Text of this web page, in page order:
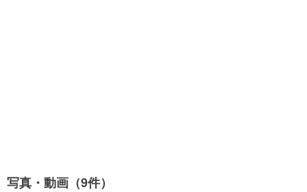
写真・動画（9件）